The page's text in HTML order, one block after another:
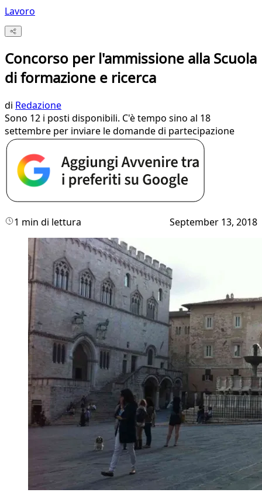
Lavoro
Concorso per l'ammissione alla Scuola
di formazione e ricerca
di Redazione
Sono 12 i posti disponibili. C'è tempo sino al 18
settembre per inviare le domande di partecipazione
1 min di lettura September 13, 2018